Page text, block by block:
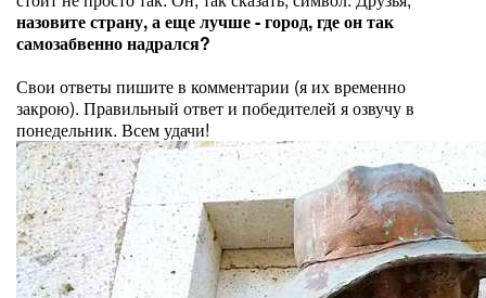
назовите страну, а еще лучше - город, где он так
самозабвенно надрался?
Свои ответы пишите в комментарии (я их временно
закрою). Правильный ответ и победителей я озвучу в
понедельник. Всем удачи!